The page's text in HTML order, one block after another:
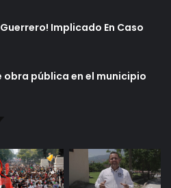
Implicado En Caso
pública en el municipio